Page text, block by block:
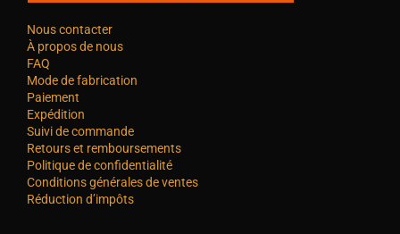
Nous contacter
À propos de nous
FAQ
Mode de fabrication
Paiement
Expédition
Suivi de commande
Retours et remboursements
Politique de confidentialité
Conditions générales de ventes
Réduction d’impôts